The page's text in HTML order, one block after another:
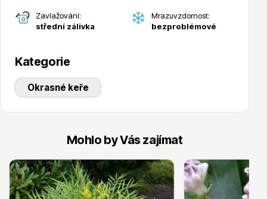
Substráty, hnojiva, kůra
Trvalky
Zavlažování:
střední zálivka
Mrazuvzdornost:
bezproblémové
Kategorie
Okrasné keře
Mohlo by Vás zajímat